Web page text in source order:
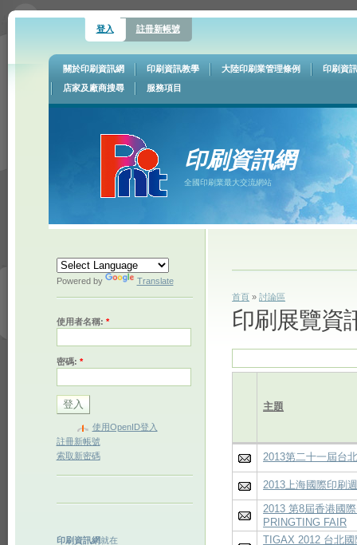
登入 註冊新帳號
關於印刷資訊網 印刷資訊教學 大陸印刷業管理條例
印刷資
店家及廠商搜尋
服務項目
印刷資訊網
全國印刷業最大交流網站
Powered by Translate
使用者名稱: *
密碼: *
使用OpenID登入
註冊新帳號
索取新密碼
印刷資訊網就在
首頁 »討論區
印刷展覽資
主題
2013第二十一屆台
2013上海國際印刷
2013 第8屆香港國
PRINGTING FAIR
TIGAX 2012 台北